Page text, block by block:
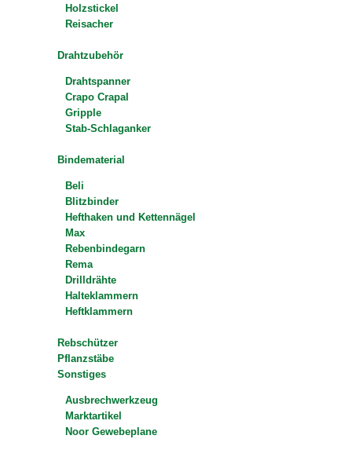
Holzstickel
Reisacher
Drahtzubehör
Drahtspanner
Crapo Crapal
Gripple
Stab-Schlaganker
Bindematerial
Beli
Blitzbinder
Hefthaken und Kettennägel
Max
Rebenbindegarn
Rema
Drilldrähte
Halteklammern
Heftklammern
Rebschützer
Pflanzstäbe
Sonstiges
Ausbrechwerkzeug
Marktartikel
Noor Gewebeplane